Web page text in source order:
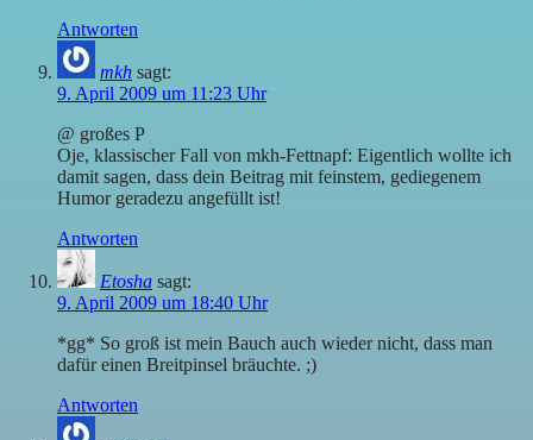
Antworten
mkh sagt:
9. April 2009 um 11:23 Uhr
@ großes P
Oje, klassischer Fall von mkh-Fettnapf: Eigentlich wollte ich
damit sagen, dass dein Beitrag mit feinstem, gediegenem
Humor geradezu angefüllt ist!
Antworten
Etosha sagt:
9. April 2009 um 18:40 Uhr
*gg* So groß ist mein Bauch auch wieder nicht, dass man
dafür einen Breitpinsel bräuchte. ;)
Antworten